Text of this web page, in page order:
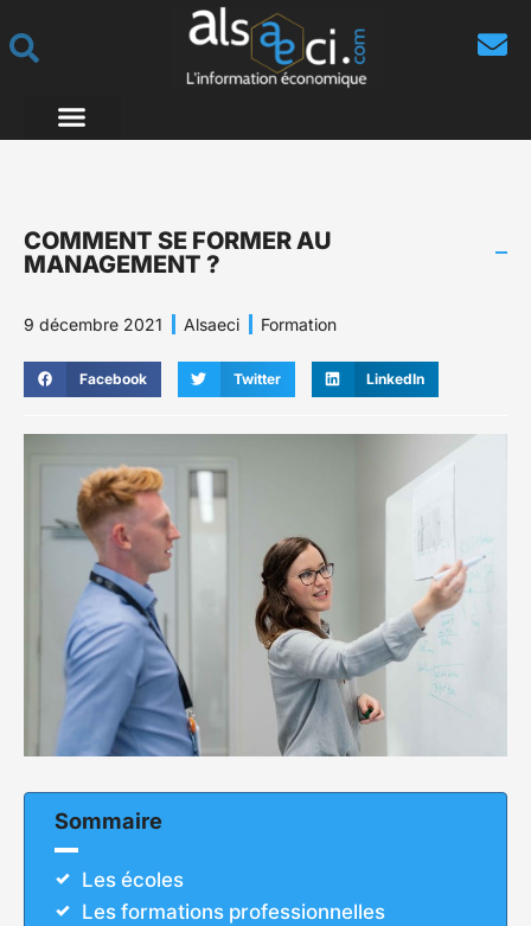
COMMENT SE FORMER AU
MANAGEMENT ?
9 décembre 2021 Alsaeci Formation
Facebook Twitter LinkedIn
Sommaire
Les écoles
Les formations professionnelles